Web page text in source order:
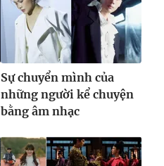
Sự chuyển mình của
những người kể chuyện
bằng âm nhạc